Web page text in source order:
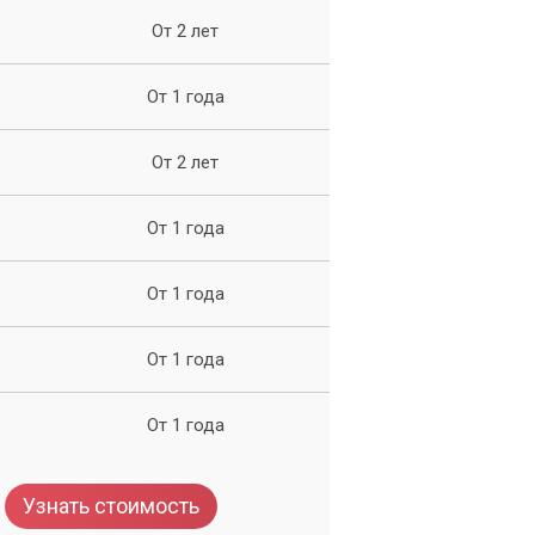
От 2 лет
От 1 года
От 2 лет
От 1 года
От 1 года
От 1 года
От 1 года
Узнать стоимость